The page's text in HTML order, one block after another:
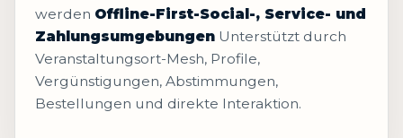
werden Offline-First-Social-, Service- und
Zahlungsumgebungen Unterstützt durch
Veranstaltungsort-Mesh, Profile,
Vergünstigungen, Abstimmungen,
Bestellungen und direkte Interaktion.